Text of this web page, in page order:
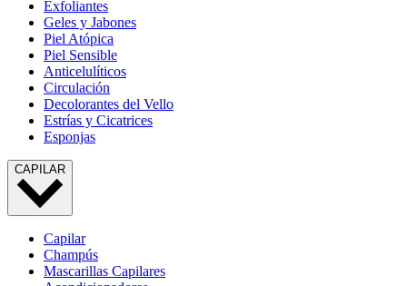
Exfoliantes
Geles y Jabones
Piel Atópica
Piel Sensible
Anticelulíticos
Circulación
Decolorantes del Vello
Estrías y Cicatrices
Esponjas
CAPILAR
Capilar
Champús
Mascarillas Capilares